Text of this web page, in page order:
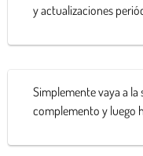
y actualizaciones
Simplemente vaya a
complemento y luego